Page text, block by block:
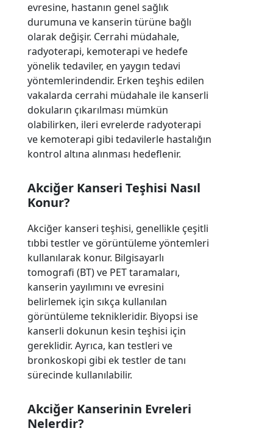
evresine, hastanın genel sağlık
durumuna ve kanserin türüne bağlı
olarak değişir. Cerrahi müdahale,
radyoterapi, kemoterapi ve hedefe
yönelik tedaviler, en yaygın tedavi
yöntemlerindendir. Erken teşhis edilen
vakalarda cerrahi müdahale ile kanserli
dokuların çıkarılması mümkün
olabilirken, ileri evrelerde radyoterapi
ve kemoterapi gibi tedavilerle hastalığın
kontrol altına alınması hedeflenir.
Akciğer Kanseri Teşhisi Nasıl
Konur?
Akciğer kanseri teşhisi, genellikle çeşitli
tıbbi testler ve görüntüleme yöntemleri
kullanılarak konur. Bilgisayarlı
tomografi (BT) ve PET taramaları,
kanserin yayılımını ve evresini
belirlemek için sıkça kullanılan
görüntüleme teknikleridir. Biyopsi ise
kanserli dokunun kesin teşhisi için
gereklidir. Ayrıca, kan testleri ve
bronkoskopi gibi ek testler de tanı
sürecinde kullanılabilir.
Akciğer Kanserinin Evreleri
Nelerdir?